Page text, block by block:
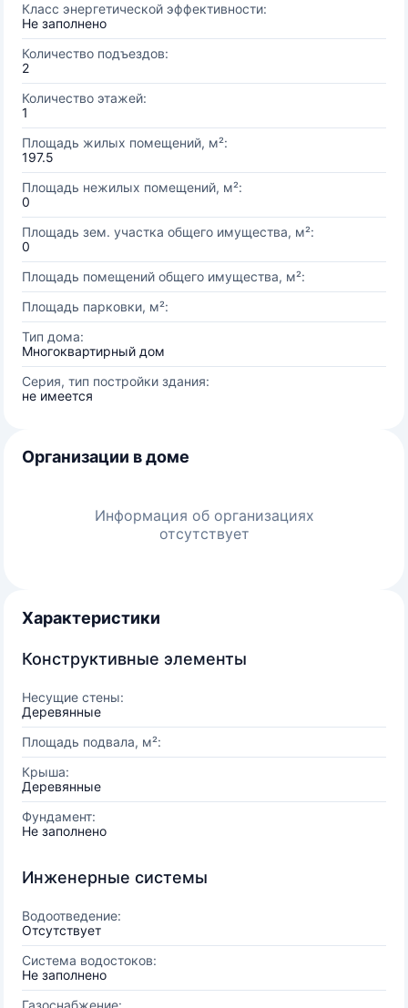
Класс энергетической эффективности:
Не заполнено
Количество подъездов:
2
Количество этажей:
1
Площадь жилых помещений, м²:
197.5
Площадь нежилых помещений, м²:
0
Площадь зем. участка общего имущества, м²:
0
Площадь помещений общего имущества, м²:
Площадь парковки, м²:
Тип дома:
Многоквартирный дом
Серия, тип постройки здания:
не имеется
Организации в доме
Информация об организациях
отсутствует
Характеристики
Конструктивные элементы
Несущие стены:
Деревянные
Площадь подвала, м²:
Крыша:
Деревянные
Фундамент:
Не заполнено
Инженерные системы
Водоотведение:
Отсутствует
Система водостоков:
Не заполнено
Газоснабжение: